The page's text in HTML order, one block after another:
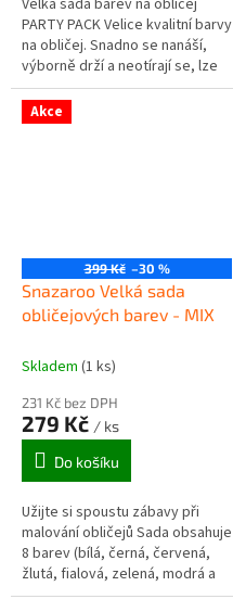
PARTY PACK Velice kvalitní barvy
na obličej. Snadno se nanáší,
výborně drží a neotírají se, lze
je snadno omývat. Splňují
nejvyšší kosmetické...
Akce
399 Kč –30 %
Snazaroo Velká sada
obličejových barev - MIX
Skladem (1 ks)
231 Kč bez DPH
279 Kč / ks
Do košíku
Užijte si spoustu zábavy při
malování obličejů Sada obsahuje
8 barev (bílá, černá, červená,
žlutá, fialová, zelená, modrá a
růžová) á 2ml, houbičku a štětec